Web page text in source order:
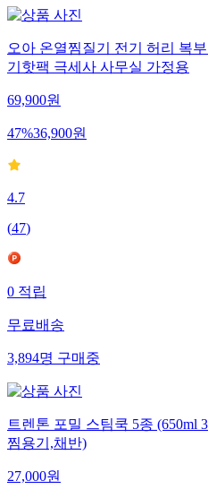
오아 온열찜질기 전기 허리 복
기핫팩 극세사 사무실 가정용
69,900원
47%36,900원
4.7
(47)
0적립
무료배송
3,894명구매중
트렌톤 포밀 스팀쿡 5종 (650ml
찜용기,채반)
27,000원